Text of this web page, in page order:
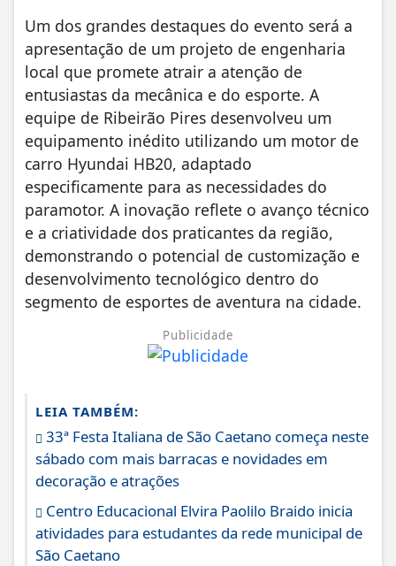
Um dos grandes destaques do evento será a
apresentação de um projeto de engenharia
local que promete atrair a atenção de
entusiastas da mecânica e do esporte. A
equipe de Ribeirão Pires desenvolveu um
equipamento inédito utilizando um motor de
carro Hyundai HB20, adaptado
especificamente para as necessidades do
paramotor. A inovação reflete o avanço técnico
e a criatividade dos praticantes da região,
demonstrando o potencial de customização e
desenvolvimento tecnológico dentro do
segmento de esportes de aventura na cidade.
Publicidade
LEIA TAMBÉM:
33ª Festa Italiana de São Caetano começa neste
sábado com mais barracas e novidades em
decoração e atrações
Centro Educacional Elvira Paolilo Braido inicia
atividades para estudantes da rede municipal de
São Caetano